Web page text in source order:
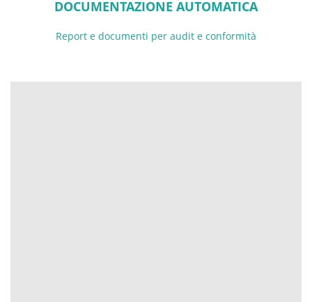
DOCUMENTAZIONE AUTOMATICA
Report e documenti per audit e conformità